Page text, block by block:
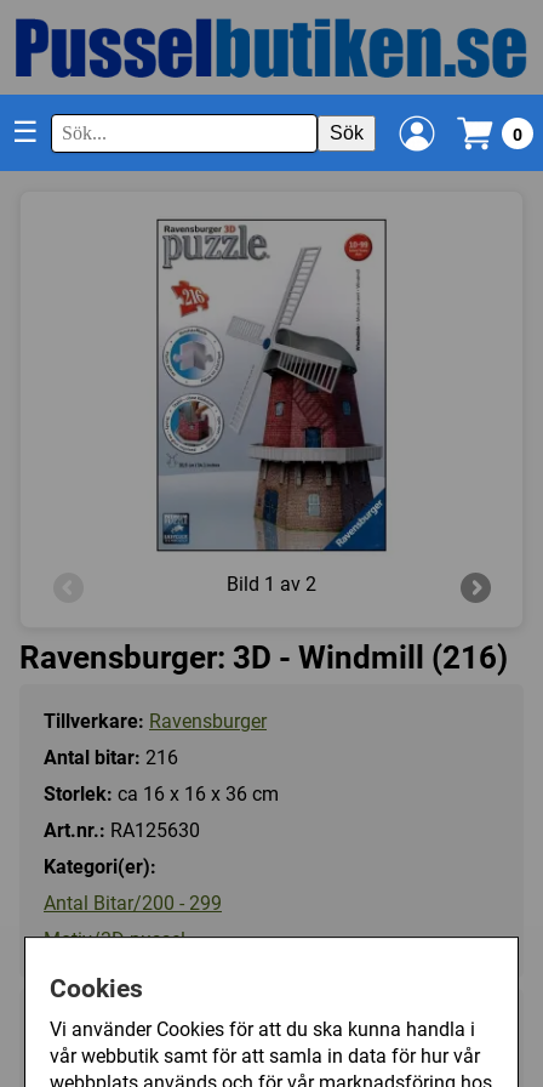
Cookies
Vi använder Cookies för att du ska kunna handla i
vår webbutik samt för att samla in data för hur vår
☰ Sök 0
Bild 1 av 2
Ravensburger: 3D - Windmill (216)
Tillverkare: Ravensburger
Antal bitar: 216
Storlek: ca 16 x 16 x 36 cm
Art.nr.: RA125630
Kategori(er):
Antal Bitar/200 - 299
Motiv/3D pussel
249 kr Utgått